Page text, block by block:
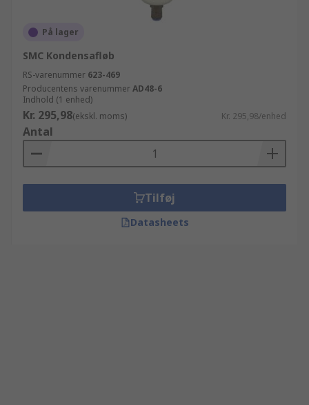
På lager
SMC Kondensafløb
RS-varenummer 623-469
Producentens varenummerAD48-6
Indhold (1 enhed)
Kr. 295,98(ekskl. moms) Kr. 295,98/enhed
Antal
Tilføj
Datasheets